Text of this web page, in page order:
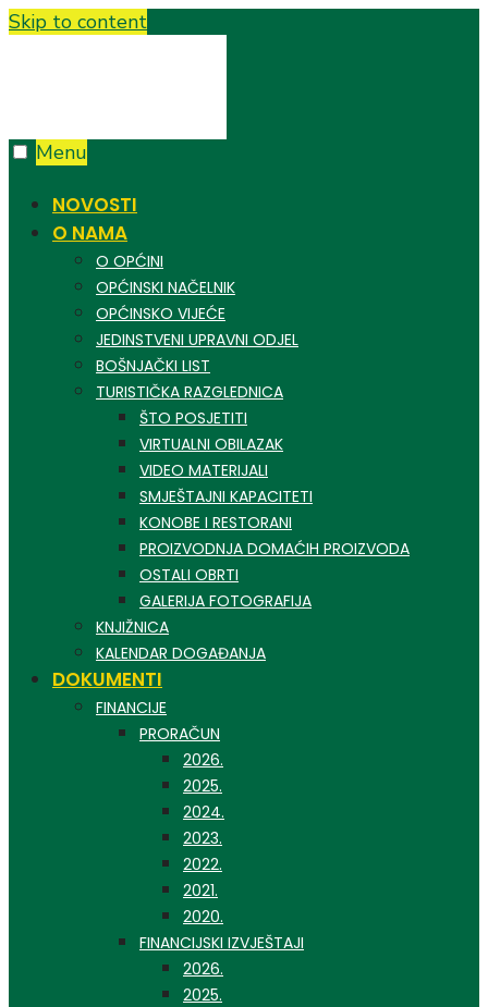
Skip to content
Menu
NOVOSTI
O NAMA
O OPĆINI
OPĆINSKI NAČELNIK
OPĆINSKO VIJEĆE
JEDINSTVENI UPRAVNI ODJEL
BOŠNJAČKI LIST
TURISTIČKA RAZGLEDNICA
ŠTO POSJETITI
VIRTUALNI OBILAZAK
VIDEO MATERIJALI
SMJEŠTAJNI KAPACITETI
KONOBE I RESTORANI
PROIZVODNJA DOMAĆIH PROIZVODA
OSTALI OBRTI
GALERIJA FOTOGRAFIJA
KNJIŽNICA
KALENDAR DOGAĐANJA
DOKUMENTI
FINANCIJE
PRORAČUN
2026.
2025.
2024.
2023.
2022.
2021.
2020.
FINANCIJSKI IZVJEŠTAJI
2026.
2025.